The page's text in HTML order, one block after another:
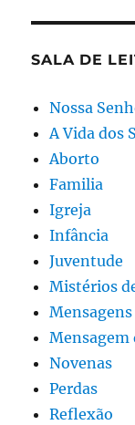
SALA DE
Nossa
A Vida dos
Aborto
Familia
Igreja
Infância
Juventude
Mistérios
Mensagem
Novenas
Perdas
Reflexão